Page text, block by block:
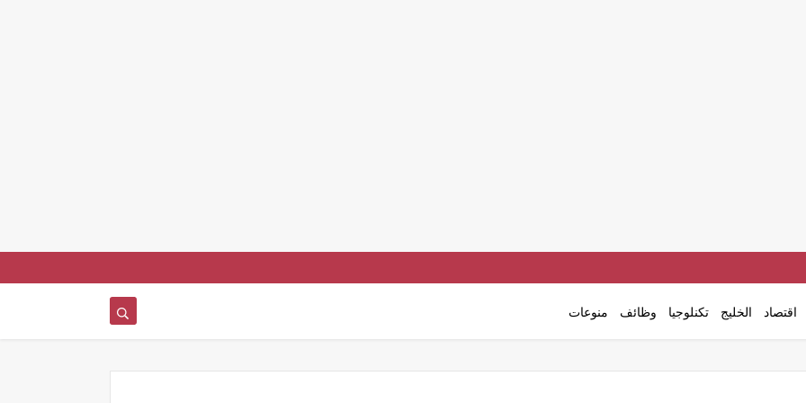
اقتصاد الخليج تكنلوجيا وظائف منوعات